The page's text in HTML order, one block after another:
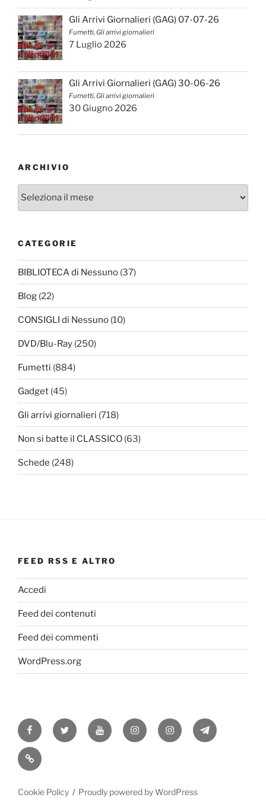
Gli Arrivi Giornalieri (GAG) 07-07-26
Fumetti, Gli arrivi giornalieri
7 Luglio 2026
Gli Arrivi Giornalieri (GAG) 30-06-26
Fumetti, Gli arrivi giornalieri
30 Giugno 2026
ARCHIVIO
Archivio
CATEGORIE
BIBLIOTECA di Nessuno (37)
Blog (22)
CONSIGLI di Nessuno (10)
DVD/Blu-Ray (250)
Fumetti (884)
Gadget (45)
Gli arrivi giornalieri (718)
Non si batte il CLASSICO (63)
Schede (248)
FEED RSS E ALTRO
Accedi
Feed dei contenuti
Feed dei commenti
WordPress.org
FacebookTwitter YoutubeInstagramInstagramTelegram
RSS
Cookie Policy Proudly powered by WordPress